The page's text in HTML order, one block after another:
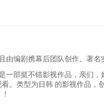
第50集 第51集
由编剧携幕后团队创作。著名
一部挺不错影视作品，亲们，
。类型为日韩 的影视作品，